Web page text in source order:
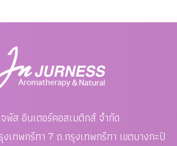
พัส อินเตอร์คอสเมติกส์ จำกัด
ทพกรีทา 7 ถ.กรุงเทพกรีทา เขตบางกะปิ